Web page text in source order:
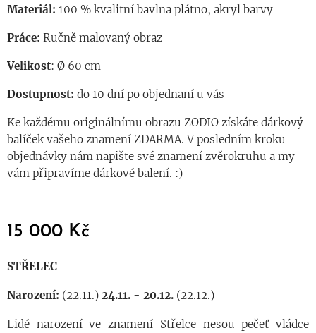
Materiál: 100 % kvalitní bavlna plátno, akryl barvy
Práce: Ručně malovaný obraz
Velikost: Ø 60 cm
Dostupnost: do 10 dní po objednaní u vás
Ke každému originálnímu obrazu ZODIO získáte dárkový
balíček vašeho znamení ZDARMA. V posledním kroku
objednávky nám napište své znamení zvěrokruhu a my
vám připravíme dárkové balení. :)
15 000 Kč
STŘELEC
Narození: (22.11.) 24.11. - 20.12. (22.12.)
Lidé narození ve znamení Střelce nesou pečeť vládce